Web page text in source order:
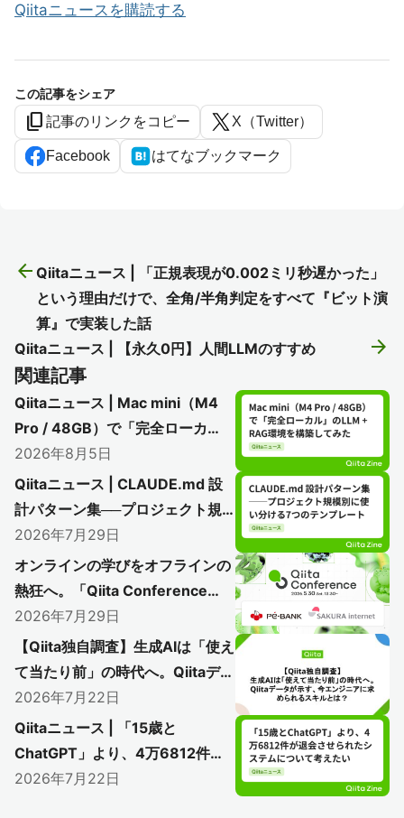
Qiitaニュースを購読する
この記事をシェア
content_copy 記事のリンクをコピー X（Twitter）
Facebook はてなブックマーク
arrow_back Qiitaニュース | 「正規表現が0.002ミリ秒遅かった」
という理由だけで、全角/半角判定をすべて『ビット演
算』で実装した話
arrow_forward
Qiitaニュース | 【永久0円】人間LLMのすすめ
関連記事
Qiitaニュース | Mac mini（M4
Pro / 48GB）で「完全ローカ
ル」のLLM + RAG環境を構築し
てみた
2026年8月5日
Qiitaニュース | CLAUDE.md 設
計パターン集──プロジェクト規
模別に使い分ける7つのテンプレ
ート
2026年7月29日
オンラインの学びをオフラインの
熱狂へ。「Qiita Conference
2026」で初のアフターイベント
開催レポート
〜AI時代のエンジニアリングを語り尽く
した熱い1日をレポート〜
2026年7月29日
【Qiita独自調査】生成AIは「使え
て当たり前」の時代へ。Qiitaデー
タが示す、今エンジニアに求めら
れるスキルとは？
2026年7月22日
Qiitaニュース | 「15歳と
ChatGPT」より、4万6812件が
退会させられたシステムについて
2026年7月22日